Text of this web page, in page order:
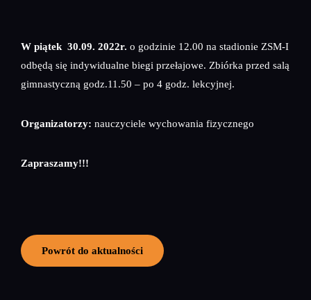
W piątek 30.09. 2022r. o godzinie 12.00 na stadionie ZSM-I
odbędą się indywidualne biegi przełajowe. Zbiórka przed salą
gimnastyczną godz.11.50 – po 4 godz. lekcyjnej.
Organizatorzy: nauczyciele wychowania fizycznego
Zapraszamy!!!
Powrót do aktualności